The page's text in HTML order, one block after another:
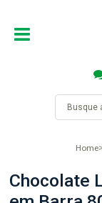
Home
Chocolate